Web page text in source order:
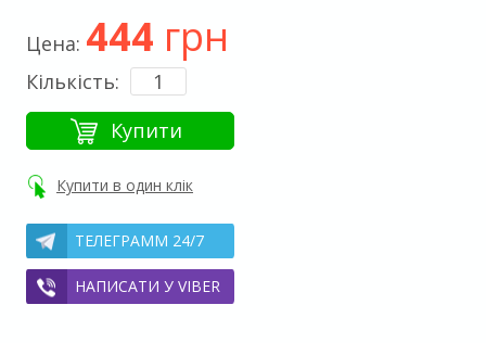
Цена: 444 грн
Кількість:
Купити
Купити в один клік
ТЕЛЕГРАММ 24/7
НАПИСАТИ У VIBER